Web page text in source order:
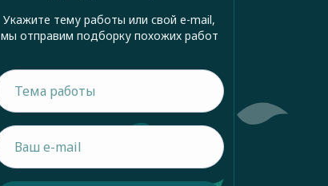
Укажите тему работы или свой e-mail,
мы отправим подборку похожих работ